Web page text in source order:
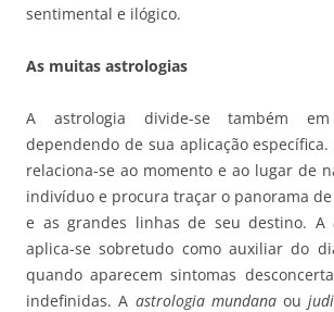
sentimental e ilógico.
As muitas astrologias
A astrologia divide-se também
dependendo de sua aplicação
relaciona-se ao momento e ao lugar de
indivíduo e procura traçar o panorama
e as grandes linhas de seu destino. A
aplica-se sobretudo como auxiliar do
quando aparecem sintomas
indefinidas. A astrologia mundanaou